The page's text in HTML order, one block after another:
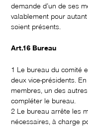
demande d’un de ses
valablement pour
soient présents.
Art.16 Bureau
1 Le bureau du comité
deux vice-présidents.
membres, un des
compléter le bureau.
2 Le bureau arrête les
nécessaires, à charge